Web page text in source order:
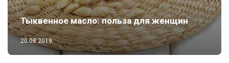
Тыквенное масло: польза для женщин
20.08.2019